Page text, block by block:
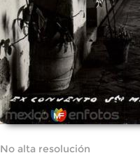
No alta resolución